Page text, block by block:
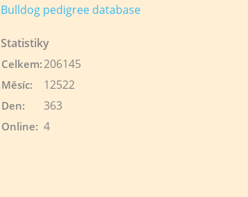
Bulldog pedigree database
Statistiky
Online: 4
Celkem:206145
Měsíc: 12522
Den: 363